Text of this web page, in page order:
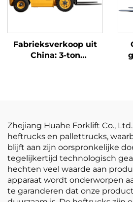
Fabrieksverkoop uit
China: 3-ton
Zhejiang Huahe Forklift Co.,
heftrucks en pallettrucks,
blijft aan zijn oorspronkelijke
tegelijkertijd technologisch
hechten veel waarde aan
apparaat wordt onderworpen
te garanderen dat onze